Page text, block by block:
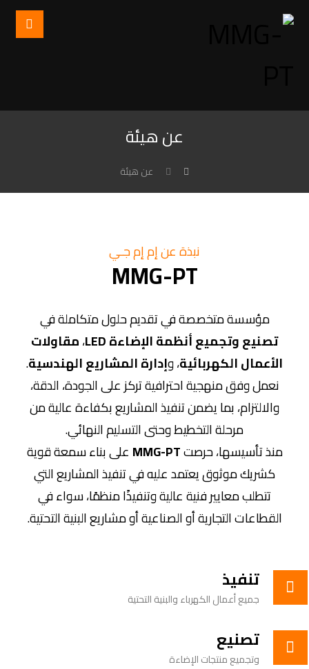
عن هيئة
عن هيئة
نبذة عن إم إم جـي
MMG-PT
مؤسسة متخصصة في تقديم حلول متكاملة في
تصنيع وتجميع أنظمة الإضاءة LED
،مقاولات
الأعمال الكهربائية، وإدارة المشاريع الهندسية.
نعمل وفق منهجية احترافية تركز على الجودة، الدقة،
والالتزام، بما يضمن تنفيذ المشاريع بكفاءة عالية من
مرحلة التخطيط وحتى التسليم النهائي.
منذ تأسيسها، حرصتMMG-PT على بناء سمعة قوية
كشريك موثوق يعتمد عليه في تنفيذ المشاريع التي
تتطلب معايير فنية عالية وتنفيذًا منظمًا، سواء في
القطاعات التجارية أو الصناعية أو مشاريع البنية التحتية.
تنفيذ
جميع أعمال الكهرباء والبنية التحتية
تصنيع
وتجميع منتجات الإضاءة